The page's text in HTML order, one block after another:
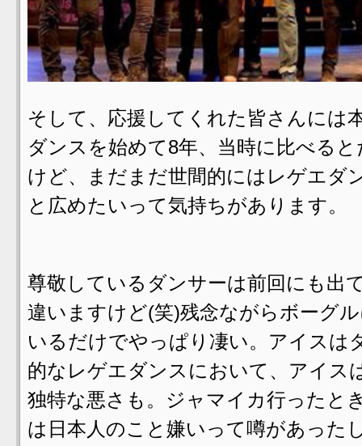
そして、応援してくれた皆さんには
ダンスを始めて8年、当時に比べる
けど、まだまだ世間的にはレゲエダ
と広めたいって気持ちがあります。
尊敬しているダンサーは前回にも出
違いますけど(笑)残念ながらボーグ
いるだけでやっぱり凄い。アイスは
的なレゲエダンスにおいて、アイス
独特な悪さも。ジャマイカ行ったと
は日本人のこと嫌いって噂があった